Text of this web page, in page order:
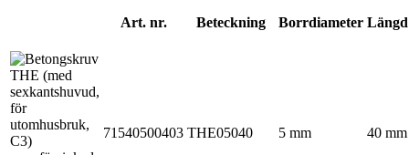
Art. nr. Beteckning Borrdiameter Längd
71540500403 THE05040 5 mm 40 mm